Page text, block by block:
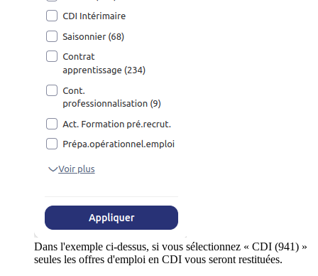
Dans l'exemple ci-dessus, si vous sélectionnez « CDI (941) »
seules les offres d'emploi en CDI vous seront restituées.